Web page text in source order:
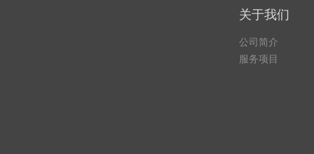
关于我们
公司简介
服务项目